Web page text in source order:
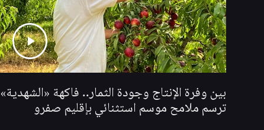
بين وفرة الإنتاج وجودة الثمار.. فاكهة «الشهدية»
ترسم ملامح موسم استثنائي بإقليم صفرو